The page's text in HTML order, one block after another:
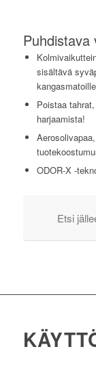
Puhdistava
sisältävä
Poistaa
harjaamista!
ODOR-X -
Etsi